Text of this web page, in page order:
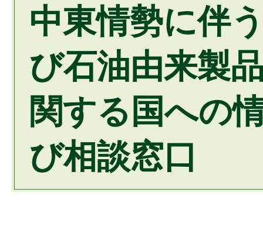
中東情勢に伴
び石油由来製
関する国への
び相談窓口